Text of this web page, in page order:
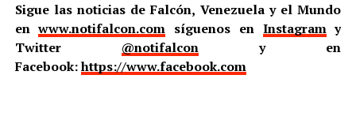
Sigue las noticias de Falcón, Venezuela y el Mundo
enwww.notifalcon.com síguenos en Instagramy
Twitter @notifalcony en
Facebook:https://www.facebook.com